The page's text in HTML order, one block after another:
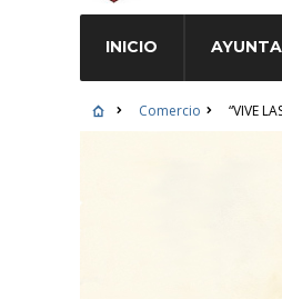
INICIO
Comercio “VIVE